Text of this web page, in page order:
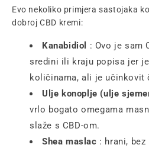
Evo nekoliko primjera sastojaka
dobroj CBD kremi:
Kanabidiol
: Ovo je sam
sredini ili kraju popisa jer
količinama, ali je učinkovit
Ulje konoplje (ulje
vrlo bogato omegama
slaže s CBD-om.
Shea maslac : hrani,